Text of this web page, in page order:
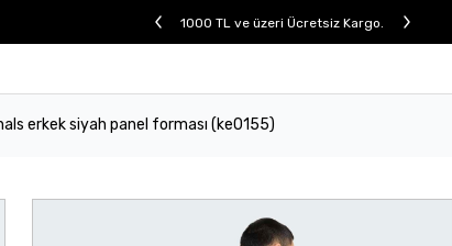
1000 TL ve üzeri Ücretsiz Kargo.
erkek siyah panel forması (ke0155)